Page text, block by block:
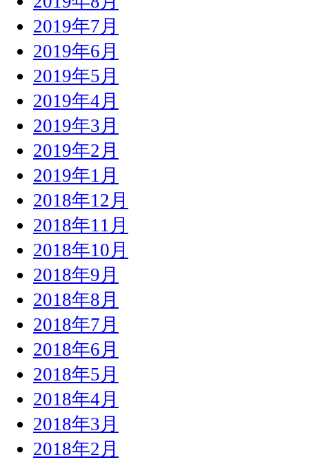
2019年7月
2019年6月
2019年5月
2019年4月
2019年3月
2019年2月
2019年1月
2018年12月
2018年11月
2018年10月
2018年9月
2018年8月
2018年7月
2018年6月
2018年5月
2018年4月
2018年3月
2018年2月